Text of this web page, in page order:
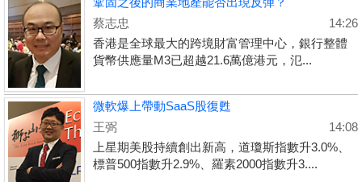
蔡志忠
14:26
香港是全球最大的跨境財富管理中心，銀行整體
貨幣供應量M3已超越21.6萬億港元，氾...
微軟爆上帶動SaaS股復甦
王弼
14:08
上星期美股持續創出新高，道瓊斯指數升3.0%、
標普500指數升2.9%、羅素2000指數升3....